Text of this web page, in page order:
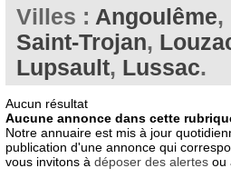
Villes : Angoulême,
Saint-Trojan,
Lupsault, Lussac.
Aucun résultat
Aucune annonce dans cette
Notre annuaire est mis à jour
publication d'une annonce qui
vous invitons à déposer des alertes ou